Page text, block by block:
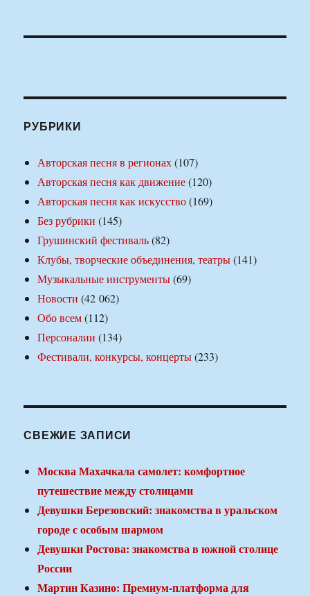
РУБРИКИ
Авторская песня в регионах(107)
Авторская песня как движение(120)
Авторская песня как искусство(169)
Без рубрики (145)
Грушинский фестиваль(82)
Клубы, творческие объединения, театры(141)
Музыкальные инструменты(69)
Новости (42 062)
Обо всем(112)
Персоналии (134)
Фестивали, конкурсы, концерты(233)
СВЕЖИЕ ЗАПИСИ
Москва Махачкала самолет: комфортное
путешествие между столицами
Девушки Березовский: знакомства в уральском
городе с особым шармом
Девушки Ростова: знакомства в южной столице
России
Мартин Казино: Премиум-платформа для